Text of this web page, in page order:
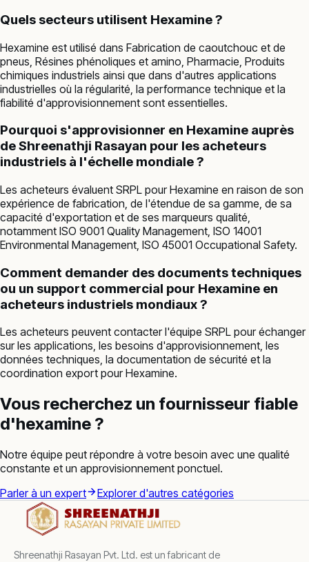
Quels secteurs utilisent Hexamine ?
Hexamine est utilisé dans Fabrication de caoutchouc et de
pneus, Résines phénoliques et amino, Pharmacie, Produits
chimiques industriels ainsi que dans d'autres applications
industrielles où la régularité, la performance technique et la
fiabilité d'approvisionnement sont essentielles.
Pourquoi s'approvisionner en Hexamine auprès
de Shreenathji Rasayan pour les acheteurs
industriels à l'échelle mondiale ?
Les acheteurs évaluent SRPL pour Hexamine en raison de son
expérience de fabrication, de l'étendue de sa gamme, de sa
capacité d'exportation et de ses marqueurs qualité,
notamment ISO 9001 Quality Management, ISO 14001
Environmental Management, ISO 45001 Occupational Safety.
Comment demander des documents techniques
ou un support commercial pour Hexamine en
acheteurs industriels mondiaux ?
Les acheteurs peuvent contacter l'équipe SRPL pour échanger
sur les applications, les besoins d'approvisionnement, les
données techniques, la documentation de sécurité et la
coordination export pour Hexamine.
Vous recherchez un fournisseur fiable
d'hexamine ?
Notre équipe peut répondre à votre besoin avec une qualité
constante et un approvisionnement ponctuel.
Parler à un expert
Explorer d'autres catégories
Shreenathji Rasayan Pvt. Ltd. est un fabricant de